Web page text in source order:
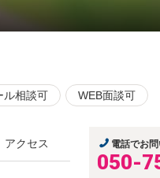
ル相談可 WEB面談可
アクセス 電話でお
050-